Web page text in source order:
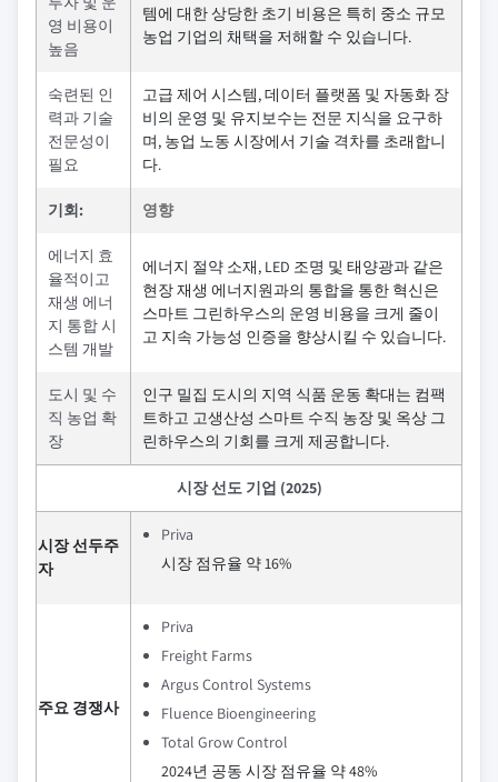
영 비용이
높음
템에 대한 상당한 초기 비용은 특히 중소 규모
농업 기업의 채택을 저해할 수 있습니다.
숙련된 인
력과 기술
전문성이
필요
고급 제어 시스템, 데이터 플랫폼 및 자동화 장
비의 운영 및 유지보수는 전문 지식을 요구하
며, 농업 노동 시장에서 기술 격차를 초래합니
다.
기회: 영향
에너지 효
율적이고
재생 에너
지 통합 시
스템 개발
에너지 절약 소재, LED 조명 및 태양광과 같은
현장 재생 에너지원과의 통합을 통한 혁신은
스마트 그린하우스의 운영 비용을 크게 줄이
고 지속 가능성 인증을 향상시킬 수 있습니다.
도시 및 수
직 농업 확
장
인구 밀집 도시의 지역 식품 운동 확대는 컴팩
트하고 고생산성 스마트 수직 농장 및 옥상 그
린하우스의 기회를 크게 제공합니다.
시장 선도 기업 (2025)
시장 선두주
자
Priva
시장 점유율 약 16%
주요 경쟁사
Priva
Freight Farms
Argus Control Systems
Fluence Bioengineering
Total Grow Control
2024년 공동 시장 점유율 약 48%